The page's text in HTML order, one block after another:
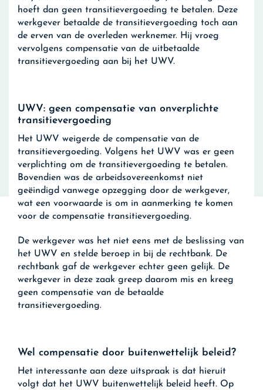
hoeft dan geen transitievergoeding te betalen. Deze
werkgever betaalde de transitievergoeding toch aan
de erven van de overleden werknemer. Hij vroeg
vervolgens compensatie van de uitbetaalde
transitievergoeding aan bij het UWV.
UWV: geen compensatie van onverplichte
transitievergoeding
Het UWV weigerde de compensatie van de
transitievergoeding. Volgens het UWV was er geen
verplichting om de transitievergoeding te betalen.
Bovendien was de arbeidsovereenkomst niet
geëindigd vanwege opzegging door de werkgever,
wat een voorwaarde is om in aanmerking te komen
voor de compensatie transitievergoeding.
De werkgever was het niet eens met de beslissing van
het UWV en stelde beroep in bij de rechtbank. De
rechtbank gaf de werkgever echter geen gelijk. De
werkgever in deze zaak greep daarom mis en kreeg
geen compensatie van de betaalde
transitievergoeding.
Wel compensatie door buitenwettelijk beleid?
Het interessante aan deze uitspraak is dat hieruit
volgt dat het UWV buitenwettelijk beleid heeft. Op